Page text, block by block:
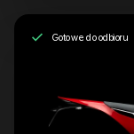
Gotowe do odbioru